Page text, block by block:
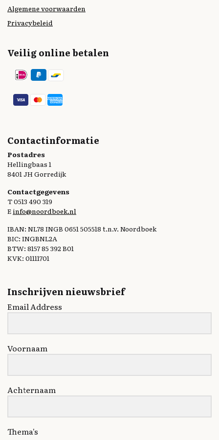
Algemene voorwaarden
Privacybeleid
Veilig online betalen
Contactinformatie
Postadres
Hellingbaas 1
8401 JH Gorredijk
Contactgegevens
T 0513 490 319
E info@noordboek.nl
IBAN: NL78 INGB 0651 505518 t.n.v. Noordboek
BIC: INGBNL2A
BTW: 8157 85 392 B01
KVK: 01111701
Inschrijven nieuwsbrief
Email Address
Voornaam
Achternaam
Thema's